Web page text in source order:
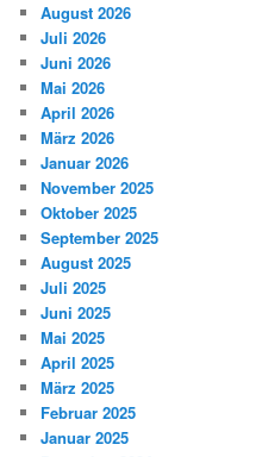
August 2026
Juli 2026
Juni 2026
Mai 2026
April 2026
März 2026
Januar 2026
November 2025
Oktober 2025
September 2025
August 2025
Juli 2025
Juni 2025
Mai 2025
April 2025
März 2025
Februar 2025
Januar 2025